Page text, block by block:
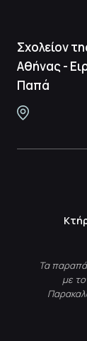
Σχολείον
Αθήνας -
Παπά
Τα
με